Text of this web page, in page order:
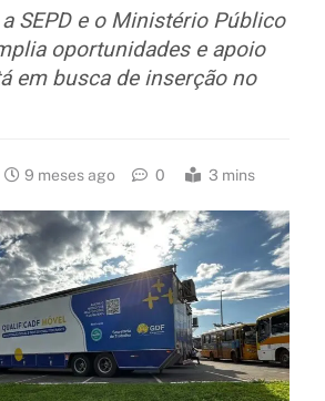
SEPD e o Ministério Público
oportunidades e apoio
em busca de inserção no
9 meses ago 0 3 mins